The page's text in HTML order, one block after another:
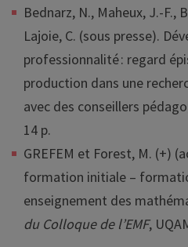
Bednarz, N., Maheux, J.-F.,
Lajoie, C. (sous presse).
professionnalité : regard
production dans une
avec des conseillers
14 p.
GREFEM et Forest, M. (+)
formation initiale –
enseignement des
du Colloque de l’EMF,